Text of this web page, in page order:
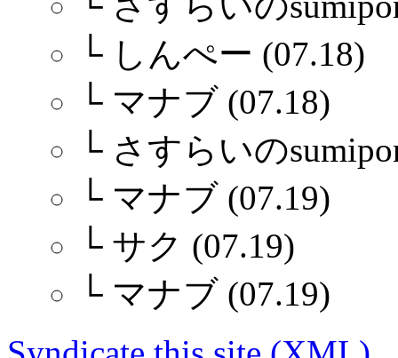
└ しんぺー (07.18)
└ マナブ (07.18)
└ さすらいの
└ マナブ (07.19)
└ サク (07.19)
└ マナブ (07.19)